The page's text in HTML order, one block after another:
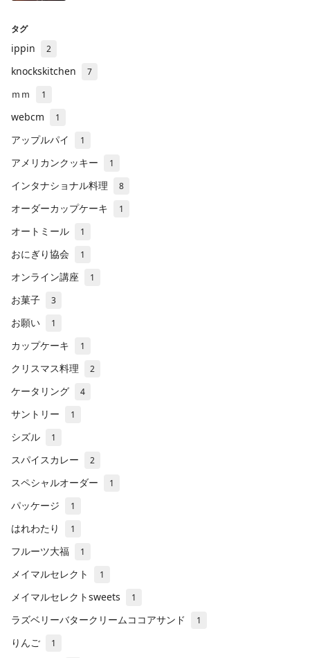
タグ
ippin 2
knockskitchen 7
ｍｍ 1
webcm 1
アップルパイ 1
アメリカンクッキー 1
インタナショナル料理 8
オーダーカップケーキ 1
オートミール 1
おにぎり協会 1
オンライン講座 1
お菓子 3
お願い 1
カップケーキ 1
クリスマス料理 2
ケータリング 4
サントリー 1
シズル 1
スパイスカレー 2
スペシャルオーダー 1
パッケージ 1
はれわたり 1
フルーツ大福 1
メイマルセレクト 1
メイマルセレクトsweets 1
ラズベリーバタークリームココアサンド 1
りんご 1